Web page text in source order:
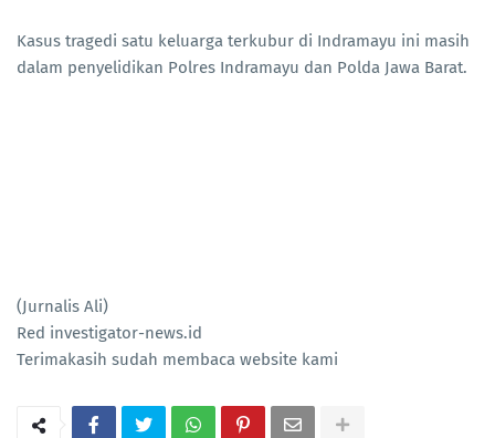
Kasus tragedi satu keluarga terkubur di Indramayu ini masih
dalam penyelidikan Polres Indramayu dan Polda Jawa Barat.
(Jurnalis Ali)
Red investigator-news.id
Terimakasih sudah membaca website kami